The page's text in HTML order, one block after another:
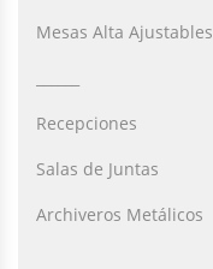
Mesas Alta Ajustables
Recepciones
Salas de Juntas
Archiveros Metálicos